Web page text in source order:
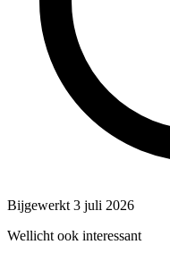
Bijgewerkt 3 juli 2026
Wellicht ook interessant